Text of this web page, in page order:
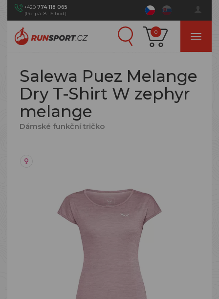
+420 774 118 065
(Po–pá: 8–15 hod.)
0
Salewa Puez Melange
Dry T-Shirt W zephyr
melange
Dámské funkční tričko